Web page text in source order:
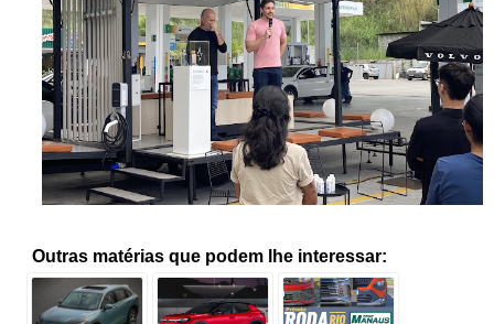
Outras matérias que podem lhe interessar: